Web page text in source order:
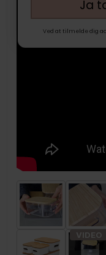
Ja
Ved at tilmelde dig